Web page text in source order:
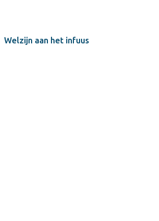
Welzijn aan het infuus